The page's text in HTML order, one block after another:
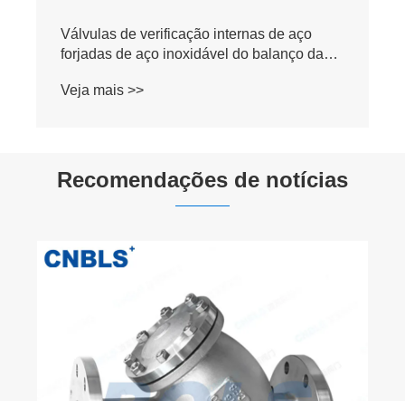
Recomendações de notícias
O que é uma válvula de aço inoxidável tipo
Veja mais >>